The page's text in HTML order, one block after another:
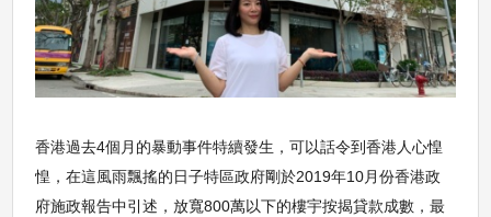
香港過去4個月的暴動事件特續發生，可以話令到香港人心惶
惶，在這風雨飄搖的日子特區政府剛於2019年10月份香港政
府施政報告中引述，放寬800萬以下的樓宇按揭貸款成數，最